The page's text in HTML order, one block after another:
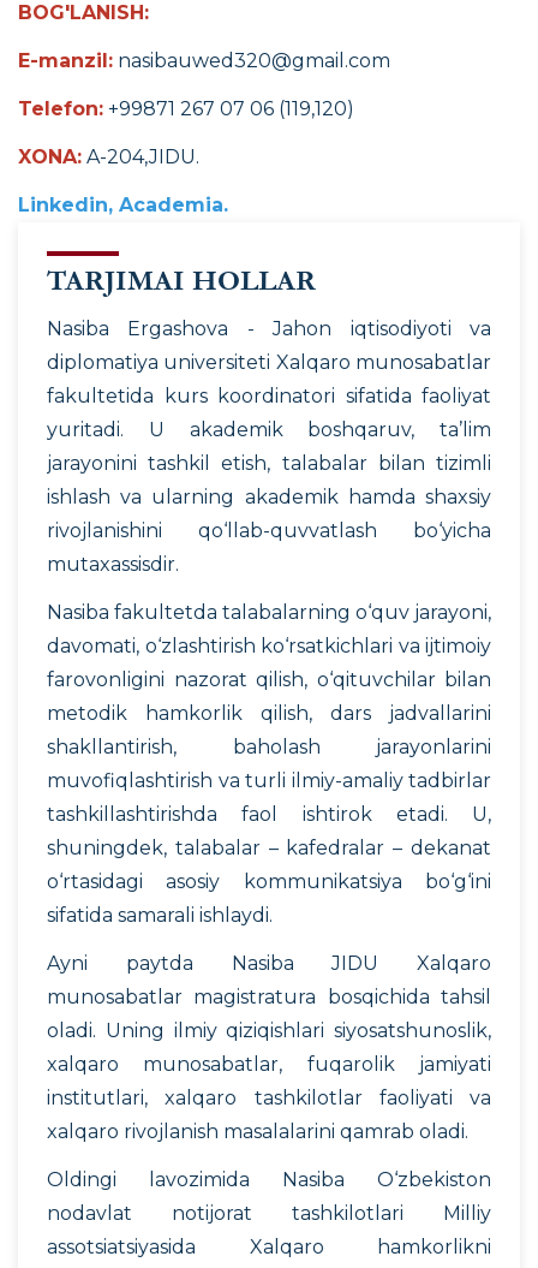
BOG'LANISH:
E-manzil: nasibauwed320@gmail.com
Telefon: +99871 267 07 06 (119,120)
XONA: A-204,JIDU.
Linkedin, Academia.
TARJIMAI HOLLAR
Nasiba Ergashova - Jahon iqtisodiyoti va
diplomatiya universiteti Xalqaro munosabatlar
fakultetida kurs koordinatori sifatida faoliyat
yuritadi. U akademik boshqaruv, ta’lim
jarayonini tashkil etish, talabalar bilan tizimli
ishlash va ularning akademik hamda shaxsiy
rivojlanishini qo‘llab-quvvatlash bo‘yicha
mutaxassisdir.
Nasiba fakultetda talabalarning o‘quv jarayoni,
davomati, o‘zlashtirish ko‘rsatkichlari va ijtimoiy
farovonligini nazorat qilish, o‘qituvchilar bilan
metodik hamkorlik qilish, dars jadvallarini
shakllantirish, baholash jarayonlarini
muvofiqlashtirish va turli ilmiy-amaliy tadbirlar
tashkillashtirishda faol ishtirok etadi. U,
shuningdek, talabalar – kafedralar – dekanat
o‘rtasidagi asosiy kommunikatsiya bo‘g‘ini
sifatida samarali ishlaydi.
Ayni paytda Nasiba JIDU Xalqaro
munosabatlar magistratura bosqichida tahsil
oladi. Uning ilmiy qiziqishlari siyosatshunoslik,
xalqaro munosabatlar, fuqarolik jamiyati
institutlari, xalqaro tashkilotlar faoliyati va
xalqaro rivojlanish masalalarini qamrab oladi.
Oldingi lavozimida Nasiba O‘zbekiston
nodavlat notijorat tashkilotlari Milliy
assotsiatsiyasida Xalqaro hamkorlikni